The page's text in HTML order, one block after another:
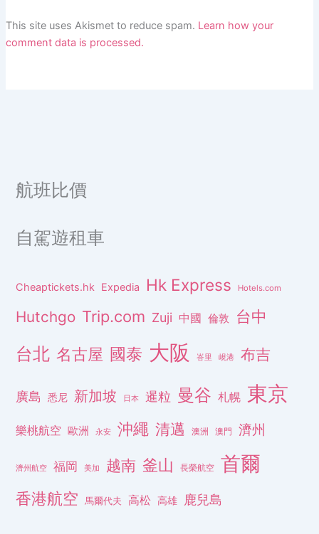
This site uses Akismet to reduce spam. Learn how your
comment data is processed.
航班比價
自駕遊租車
Cheaptickets.hk Expedia Hk Express Hotels.com
Hutchgo Trip.com Zuji 中國 倫敦 台中
台北 名古屋 國泰 大阪 峇里 峴港 布吉
廣島 悉尼 新加坡 日本 暹粒 曼谷 札幌 東京
樂桃航空 歐洲 永安 沖繩 清邁 澳洲 澳門 濟州
濟州航空 福岡 美加 越南 釜山 長榮航空 首爾
香港航空 馬爾代夫 高松 高雄 鹿兒島